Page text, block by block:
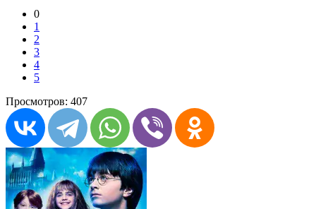
0
1
2
3
4
5
Просмотров: 407